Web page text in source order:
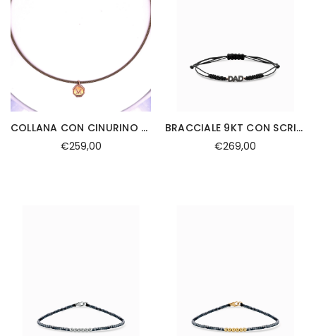
COLLANA CON CINURINO E CIONDOLO PENDENTE PERSONALIZZATO
€259,00
BRACCIALE 9KT CON SCRITTA DAD DIAMANTI NERI E LACCIO
€269,00